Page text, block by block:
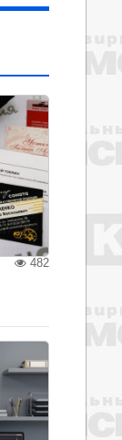
482